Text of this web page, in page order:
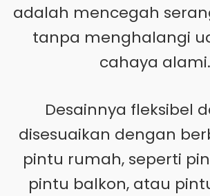
adalah mencegah
tanpa menghalangi
cahaya alami.
Desainnya fleksibel
disesuaikan dengan
pintu rumah, seperti
pintu balkon, atau